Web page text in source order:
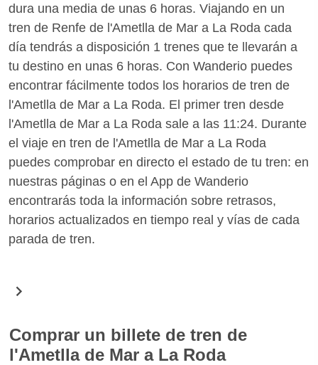
dura una media de unas 6 horas. Viajando en un
tren de Renfe de l'Ametlla de Mar a La Roda cada
día tendrás a disposición 1 trenes que te llevarán a
tu destino en unas 6 horas. Con Wanderio puedes
encontrar fácilmente todos los horarios de tren de
l'Ametlla de Mar a La Roda. El primer tren desde
l'Ametlla de Mar a La Roda sale a las 11:24. Durante
el viaje en tren de l'Ametlla de Mar a La Roda
puedes comprobar en directo el estado de tu tren: en
nuestras páginas o en el App de Wanderio
encontrarás toda la información sobre retrasos,
horarios actualizados en tiempo real y vías de cada
parada de tren.
Comprar un billete de tren de
l'Ametlla de Mar a La Roda